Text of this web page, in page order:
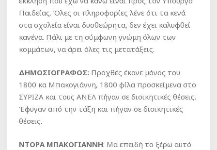
Παιδείας. Όλες οι πληροφορίες λένε ότι τα κενά
στα σχολεία είναι δυσθεώρητα, δεν έχει καλυφθεί
κανένα. Πάλι με τη σύμφωνη γνώμη όλων των
κομμάτων, να άρει όλες τις μετατάξεις.
ΔΗΜΟΣΙΟΓΡΑΦΟΣ: Προχθές έκανε μόνος του
1800 κα Μπακογιάννη, 1800 φίλα προσκείμενα στο
ΣΥΡΙΖΑ και τους ΑΝΕΛ πήγαν σε διοικητικές θέσεις.
Έφυγαν από την τάξη και πήγαν σε διοικητικές
θέσεις.
ΝΤΟΡΑ ΜΠΑΚΟΓΙΑΝΝΗ: Μα επειδή το ξέρω αυτό